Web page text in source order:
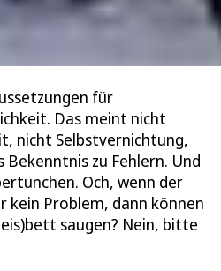
für
Das meint nicht
nicht Selbstvernichtung,
zu Fehlern. Und
Och, wenn der
kein Problem, dann können
saugen? Nein, bitte